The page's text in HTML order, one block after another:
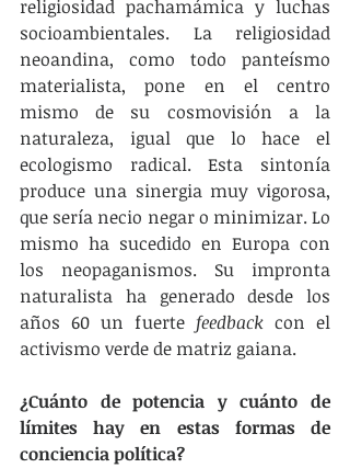
religiosidad pachamámica y luchas
socioambientales. La religiosidad
neoandina, como todo panteísmo
materialista, pone en el centro
mismo de su cosmovisión a la
naturaleza, igual que lo hace el
ecologismo radical. Esta sintonía
produce una sinergia muy vigorosa,
que sería necio negar o minimizar. Lo
mismo ha sucedido en Europa con
los neopaganismos. Su impronta
naturalista ha generado desde los
años 60 un fuerte feedback con el
activismo verde de matriz gaiana.
¿Cuánto de potencia y cuánto de
límites hay en estas formas de
conciencia política?